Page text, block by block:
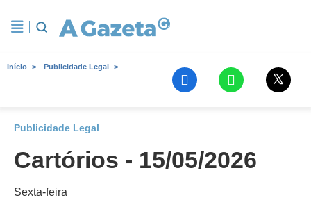
Início Publicidade Legal
Publicidade Legal
Cartórios - 15/05/2026
Sexta-feira